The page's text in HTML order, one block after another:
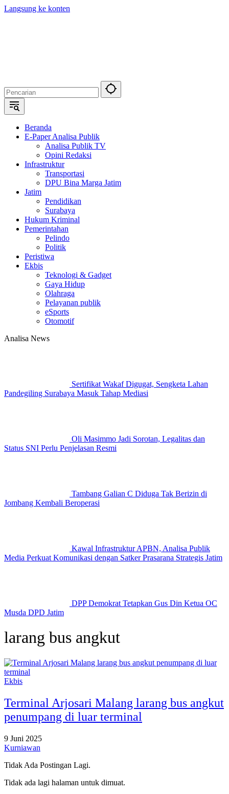
Langsung ke konten
Beranda
E-Paper Analisa Publik
Analisa Publik TV
Opini Redaksi
Infrastruktur
Transportasi
DPU Bina Marga Jatim
Jatim
Pendidikan
Surabaya
Hukum Kriminal
Pemerintahan
Pelindo
Politik
Peristiwa
Ekbis
Teknologi & Gadget
Gaya Hidup
Olahraga
Pelayanan publik
eSports
Otomotif
Analisa News
Sertifikat Wakaf Digugat, Sengketa Lahan
Pandegiling Surabaya Masuk Tahap Mediasi
Oli Masimmo Jadi Sorotan, Legalitas dan
Status SNI Perlu Penjelasan Resmi
Tambang Galian C Diduga Tak Berizin di
Jombang Kembali Beroperasi
Kawal Infrastruktur APBN, Analisa Publik
Media Perkuat Komunikasi dengan Satker Prasarana Strategis Jatim
DPP Demokrat Tetapkan Gus Din Ketua OC
Musda DPD Jatim
larang bus angkut
Ekbis
Terminal Arjosari Malang larang bus angkut
penumpang di luar terminal
9 Juni 2025
Kurniawan
Tidak Ada Postingan Lagi.
Tidak ada lagi halaman untuk dimuat.